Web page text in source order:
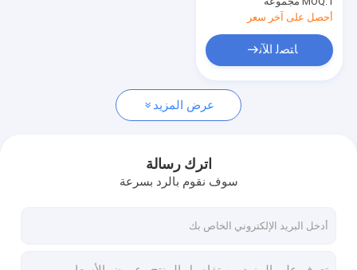
أحصل على آخر سعر
ﺎﺘﺼﻟ ﺍﻶﻧ
عرض المزيد
اترك رسالة
سوف نقوم بالرد بسرعة